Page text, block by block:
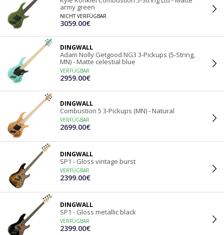
army green
NICHT VERFÜGBAR
3059.00€
DINGWALL
Adam Nolly Getgood NG3 3-Pickups (5-String,
MN) - Matte celestial blue
VERFÜGBAR
2959.00€
DINGWALL
Combustion 5 3-Pickups (MN) - Natural
VERFÜGBAR
2699.00€
DINGWALL
SP1 - Gloss vintage burst
VERFÜGBAR
2399.00€
DINGWALL
SP1 - Gloss metallic black
VERFÜGBAR
2399.00€